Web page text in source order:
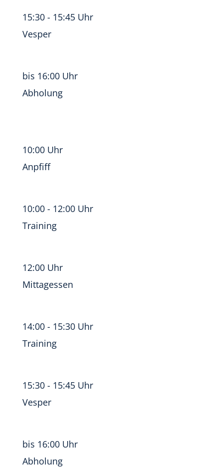
15:30 - 15:45 Uhr
Vesper
bis 16:00 Uhr
Abholung
10:00 Uhr
Anpfiff
10:00 - 12:00 Uhr
Training
12:00 Uhr
Mittagessen
14:00 - 15:30 Uhr
Training
15:30 - 15:45 Uhr
Vesper
bis 16:00 Uhr
Abholung